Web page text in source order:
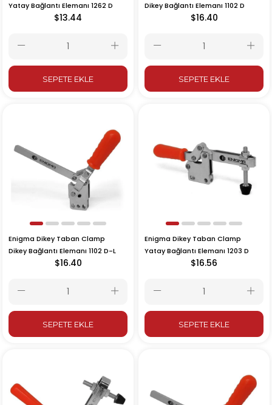
Yatay Bağlantı Elemanı 1262 D
$13.44
SEPETE EKLE
Dikey Bağlantı Elemanı 1102 D
$16.40
SEPETE EKLE
Enigma Dikey Taban Clamp
Dikey Bağlantı Elemanı 1102 D-L
$16.40
SEPETE EKLE
Enigma Dikey Taban Clamp
Yatay Bağlantı Elemanı 1203 D
$16.56
SEPETE EKLE